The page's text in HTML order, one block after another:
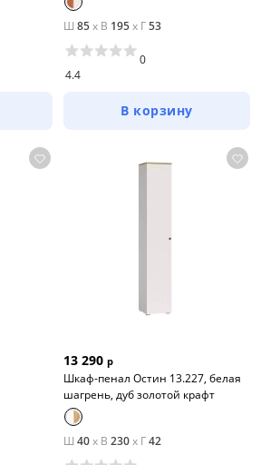
Ш 85x В 195x Г53
4.4
0
В корзину
13 290 р
Шкаф-пенал Остин 13.227, белая
шагрень, дуб золотой крафт
Ш 40x В 230x Г42